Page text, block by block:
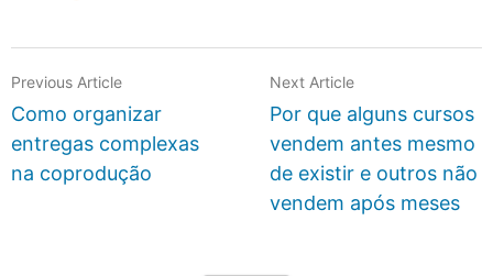
Previous Article
Como organizar
entregas complexas
na coprodução
Next Article
Por que alguns cursos
vendem antes mesmo
de existir e outros não
vendem após meses